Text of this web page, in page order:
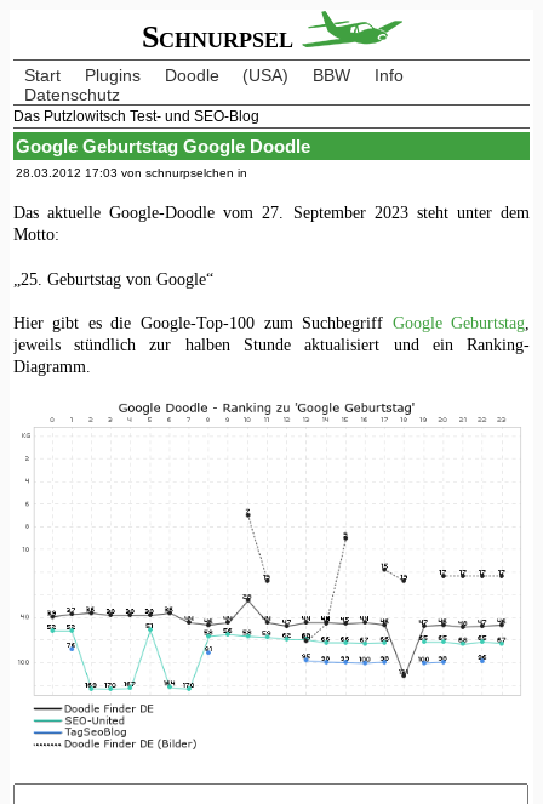
Schnurpsel
Start Plugins Doodle (USA) BBW
Info
Datenschutz
Das Putzlowitsch Test- und SEO-Blog
Google Geburtstag Google Doodle
28.03.2012 17:03 von schnurpselchen in
Das aktuelle Google-Doodle vom 27. September 2023 steht unter dem
Motto:
„25. Geburtstag von Google“
Hier gibt es die Google-Top-100 zum Suchbegriff Google Geburtstag
jeweils stündlich zur halben Stunde aktualisiert und ein Ranking-
Diagramm.